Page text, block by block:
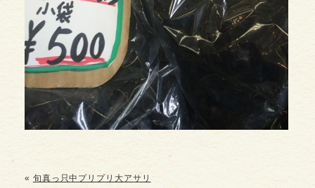
« 旬真っ只中プリプリ大アサリ